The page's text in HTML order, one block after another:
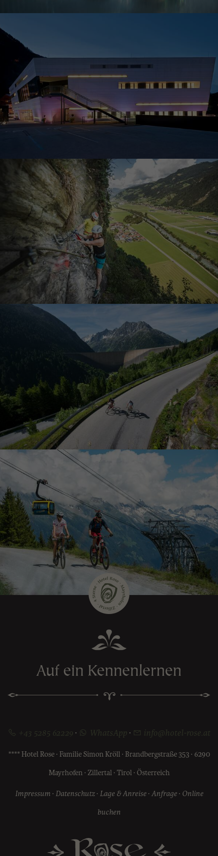
Auf ein Kennenlernen
+43 5285 62229 · WhatsApp · info@hotel-rose.at
**** Hotel Rose · Familie Simon Kröll · Brandbergstraße 353 · 6290
Mayrhofen · Zillertal · Tirol · Österreich
Impressum · Datenschutz· Lage & Anreise· Anfrage· Online
buchen